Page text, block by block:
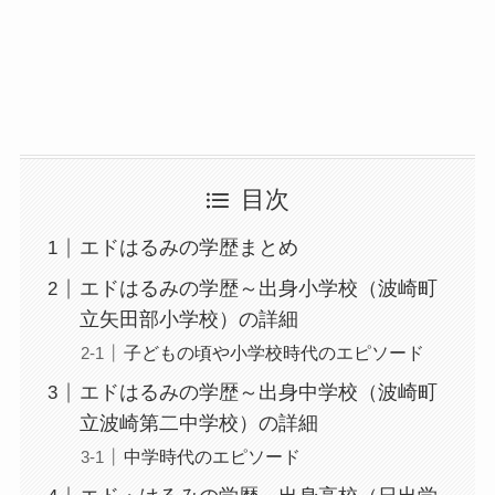
目次
エドはるみの学歴まとめ
エドはるみの学歴～出身小学校（波崎町
立矢田部小学校）の詳細
子どもの頃や小学校時代のエピソード
エドはるみの学歴～出身中学校（波崎町
立波崎第二中学校）の詳細
中学時代のエピソード